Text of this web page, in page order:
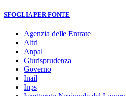
SFOGLIA PER FONTE
Agenzia delle Entrate
Altri
Anpal
Giurisprudenza
Governo
Inail
Inps